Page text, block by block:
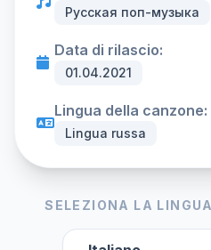
Русская поп-музыка
Data di rilascio:
01.04.2021
Lingua della canzone:
Lingua russa
SELEZIONA LA